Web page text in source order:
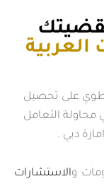
العربية
على تحصيل
محاولة التعامل
دبي .
والاستشارات